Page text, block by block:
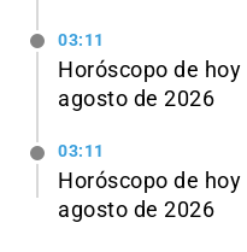
03:11
Horóscopo de
agosto de 2026
03:11
Horóscopo de
agosto de 2026